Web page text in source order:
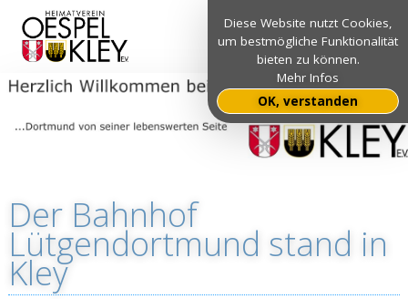
Der Bahnhof
Lütgendortmund stand in
Kley
Diese Website nutzt Cookies,
um bestmögliche Funktionalität
bieten zu können.
Mehr Infos
OK, verstanden